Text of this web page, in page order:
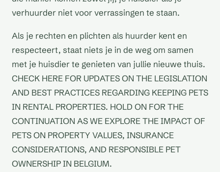
verhuurder niet voor verrassingen te staan.
Als je rechten en plichten als huurder kent en
respecteert, staat niets je in de weg om samen
met je huisdier te genieten van jullie nieuwe thuis.
CHECK HERE FOR UPDATES ON THE LEGISLATION
AND BEST PRACTICES REGARDING KEEPING PETS
IN RENTAL PROPERTIES. HOLD ON FOR THE
CONTINUATION AS WE EXPLORE THE IMPACT OF
PETS ON PROPERTY VALUES, INSURANCE
CONSIDERATIONS, AND RESPONSIBLE PET
OWNERSHIP IN BELGIUM.